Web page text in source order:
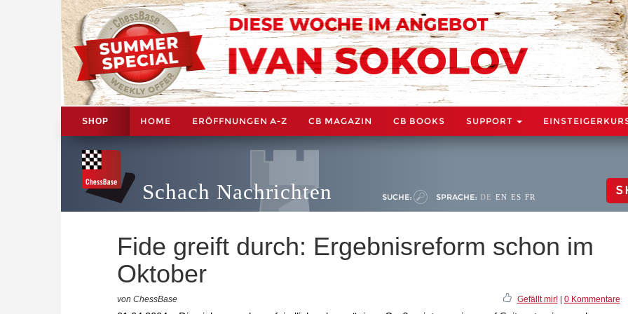
SHOP HOME ERÖFFNUNGEN A-Z CB MAGAZIN CB BOOKS SUPPORT
Schach Nachrichten SUCHE: SPRACHE: DE EN ES FR
Fide greift durch: Ergebnisreform schon im
Oktober
von ChessBase Gefällt mir!| 0 Kommentare